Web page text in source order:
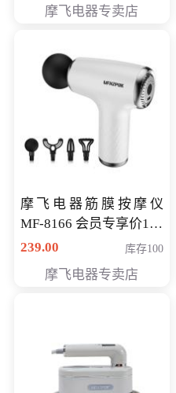
摩飞电器专卖店
摩飞电器筋膜按摩仪
MF-8166 会员专享价168
元
239.00 库存100
摩飞电器专卖店